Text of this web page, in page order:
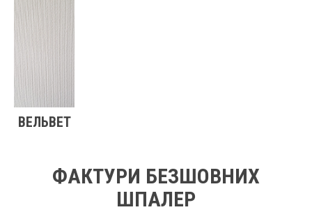
ВЕЛЬВЕТ
ФАКТУРИ БЕЗШОВНИХ
ШПАЛЕР